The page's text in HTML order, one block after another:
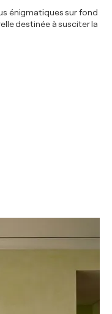
énigmatiques sur fond
destinée à susciter la